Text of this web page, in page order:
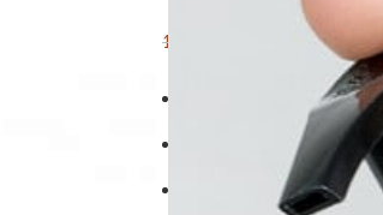
19,00 DKK
Separat pumpehoved,
Til dig, der foretrækker
Kan let erstatte